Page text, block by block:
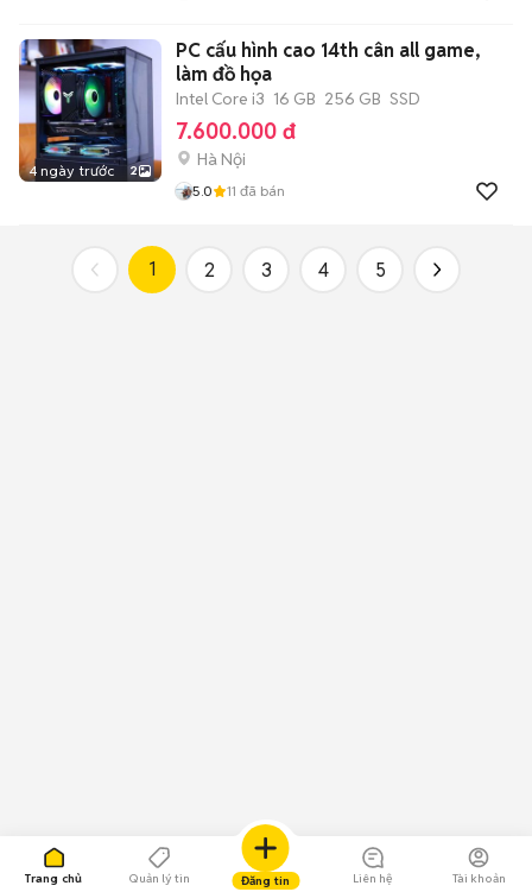
Trang chủ Quản lý tin Đăng tin Liên hệ Tài khoản
4 ngày trước 2
PC cấu hình cao 14th cân all game,
làm đồ họa
Intel Core i3 16 GB 256 GB SSD
7.600.000 đ
Hà Nội
5.0 11 đã bán
1 2 3 4 5